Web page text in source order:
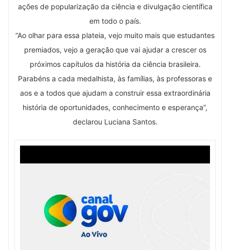
ações de popularização da ciência e divulgação científica
em todo o país.
“Ao olhar para essa plateia, vejo muito mais que estudantes
premiados, vejo a geração que vai ajudar a crescer os
próximos capítulos da história da ciência brasileira.
Parabéns a cada medalhista, às famílias, às professoras e
aos e a todos que ajudam a construir essa extraordinária
história de oportunidades, conhecimento e esperança”,
declarou Luciana Santos.